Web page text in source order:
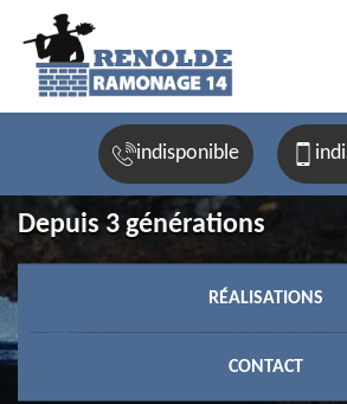
indisponible
Depuis 3 générations
RÉALISATIONS
CONTACT